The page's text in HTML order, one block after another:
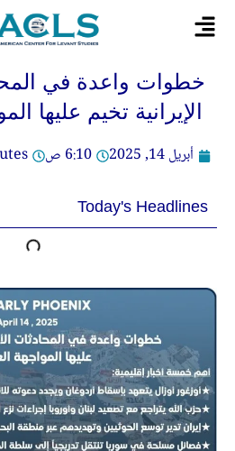
Flyout
خطوات واعدة في
الإيرانية تخيم عليها
أبريل 14, 2025
6:10 ص
Today's Headlines